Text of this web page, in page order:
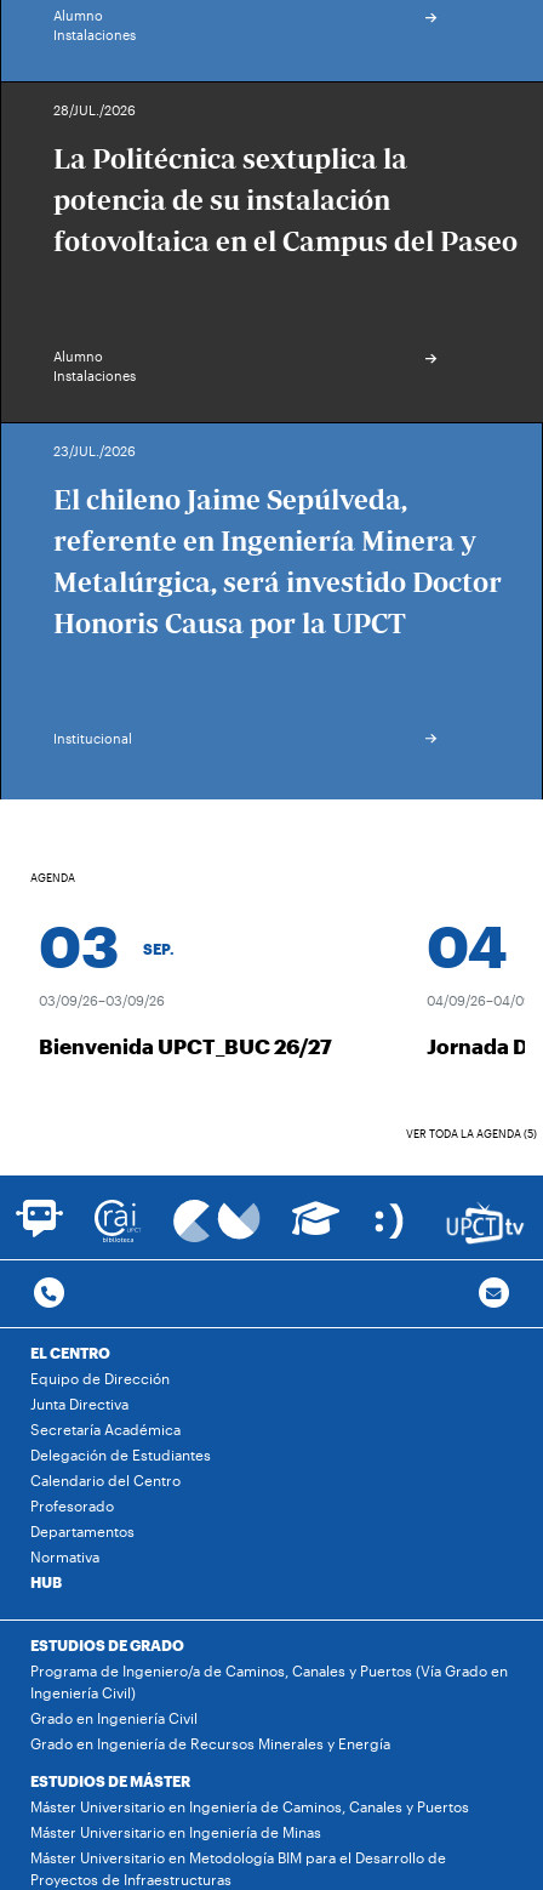
Alumno
Instalaciones
28/JUL./2026
La Politécnica sextuplica la
potencia de su instalación
fotovoltaica en el Campus del Paseo
Alumno
Instalaciones
23/JUL./2026
El chileno Jaime Sepúlveda,
referente en Ingeniería Minera y
Metalúrgica, será investido Doctor
Honoris Causa por la UPCT
Institucional
AGENDA
03 SEP.
03/09/26–03/09/26
Bienvenida UPCT_BUC 26/27
04
04/09/26–04/09/26
Jornada
VER TODA LA AGENDA (5)
EL CENTRO
Equipo de Dirección
Junta Directiva
Secretaría Académica
Delegación de Estudiantes
Calendario del Centro
Profesorado
Departamentos
Normativa
HUB
ESTUDIOS DE GRADO
Programa de Ingeniero/a de Caminos, Canales y Puertos (Vía Grado en
Ingeniería Civil)
Grado en Ingeniería Civil
Grado en Ingeniería de Recursos Minerales y Energía
ESTUDIOS DE MÁSTER
Máster Universitario en Ingeniería de Caminos, Canales y Puertos
Máster Universitario en Ingeniería de Minas
Máster Universitario en Metodología BIM para el Desarrollo de
Proyectos de Infraestructuras